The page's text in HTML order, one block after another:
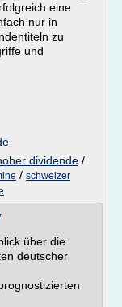
eine
nur in
zu
und
dividende /
/ schweizer
über die
deutscher